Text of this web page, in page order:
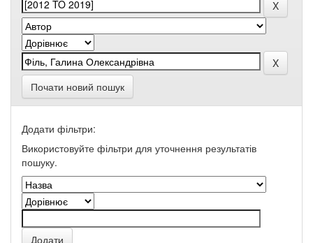
Почати новий пошук
Додати фільтри:
Використовуйте фільтри для уточнення результатів
пошуку.